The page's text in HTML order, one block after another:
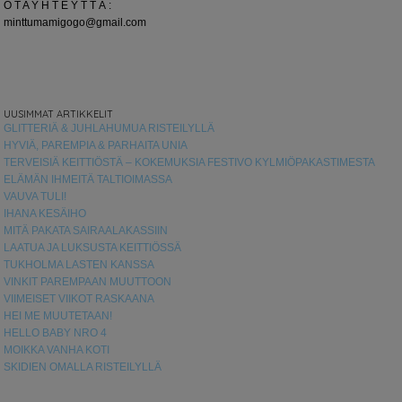
O T A Y H T E Y T T Ä :
minttumamigogo@gmail.com
UUSIMMAT ARTIKKELIT
GLITTERIÄ & JUHLAHUMUA RISTEILYLLÄ
HYVIÄ, PAREMPIA & PARHAITA UNIA
TERVEISIÄ KEITTIÖSTÄ – KOKEMUKSIA FESTIVO KYLMIÖPAKASTIMESTA
ELÄMÄN IHMEITÄ TALTIOIMASSA
VAUVA TULI!
IHANA KESÄIHO
MITÄ PAKATA SAIRAALAKASSIIN
LAATUA JA LUKSUSTA KEITTIÖSSÄ
TUKHOLMA LASTEN KANSSA
VINKIT PAREMPAAN MUUTTOON
VIIMEISET VIIKOT RASKAANA
HEI ME MUUTETAAN!
HELLO BABY NRO 4
MOIKKA VANHA KOTI
SKIDIEN OMALLA RISTEILYLLÄ